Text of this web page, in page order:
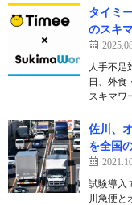
タイミ
のスキ
人手不足
日、外食
スキマワ
佐川、
を全国
試験導入
川急便と